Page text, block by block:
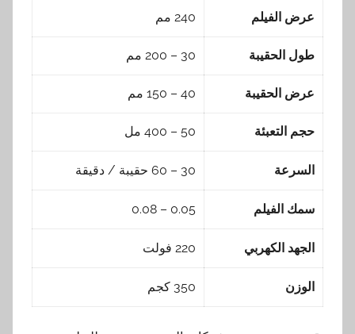
عرض الفيلم 240 مم
طول الحقيبة 30 – 200 مم
عرض الحقيبة 40 – 150 مم
حجم التعبئة 50 – 400 مل
السرعة 30 – 60 حقيبة / دقيقة
سمك الفيلم 0.05 – 0.08
الجهد الكهربي 220 فولت
الوزن 350 كجم